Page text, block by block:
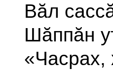
Вăл
Шăппăн